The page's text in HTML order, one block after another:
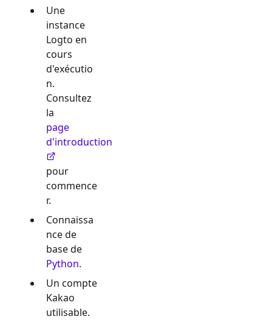
Une
instance
Logto en
cours
d'exécutio
n.
Consultez
la
page
d'introduction
pour
commence
r.
Connaissa
nce de
base de
Python.
Un compte
Kakao
utilisable.